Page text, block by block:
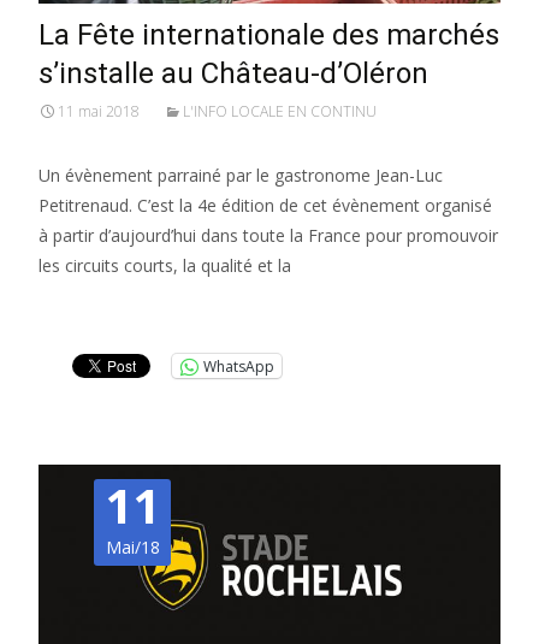
La Fête internationale des marchés
s’installe au Château-d’Oléron
11 mai 2018 L'INFO LOCALE EN CONTINU
Un évènement parrainé par le gastronome Jean-Luc
Petitrenaud. C’est la 4e édition de cet évènement organisé
à partir d’aujourd’hui dans toute la France pour promouvoir
les circuits courts, la qualité et la
WhatsApp
11
Mai/18